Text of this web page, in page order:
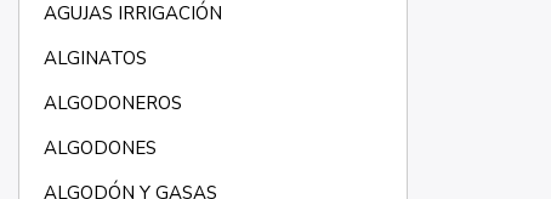
AGUJAS IRRIGACIÓN
ALGINATOS
ALGODONEROS
ALGODONES
ALGODÓN Y GASAS